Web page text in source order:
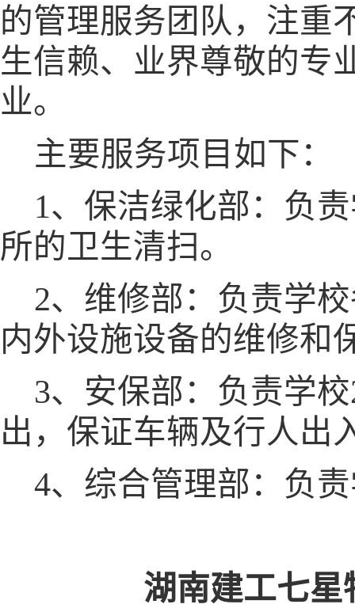
的管理服务团队，注重
生信赖、业界尊敬的专
业。
主要服务项目如下：
1、保洁绿化部：负
所的卫生清扫。
2、维修部：负责学
内外设施设备的维修和
3、安保部：负责学校
出，保证车辆及行人出
4、综合管理部：负
湖南建工七